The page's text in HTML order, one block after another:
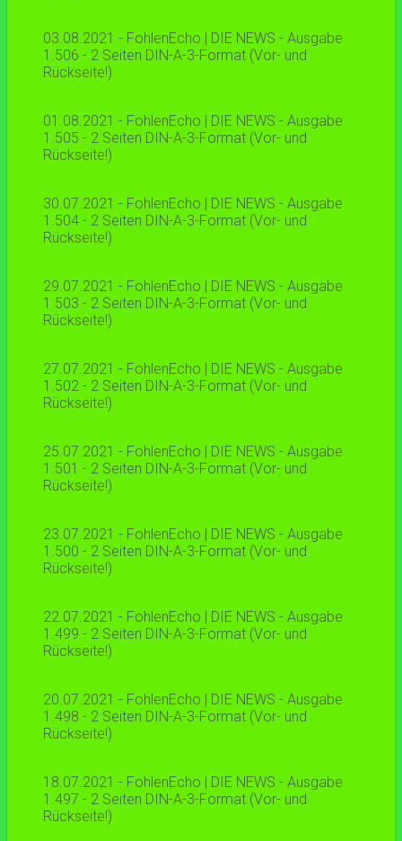
03.08.2021 - FohlenEcho | DIE NEWS - Ausgabe
1.506 - 2 Seiten DIN-A-3-Format (Vor- und
Rückseite!)
01.08.2021 - FohlenEcho | DIE NEWS - Ausgabe
1.505 - 2 Seiten DIN-A-3-Format (Vor- und
Rückseite!)
30.07.2021 - FohlenEcho | DIE NEWS - Ausgabe
1.504 - 2 Seiten DIN-A-3-Format (Vor- und
Rückseite!)
29.07.2021 - FohlenEcho | DIE NEWS - Ausgabe
1.503 - 2 Seiten DIN-A-3-Format (Vor- und
Rückseite!)
27.07.2021 - FohlenEcho | DIE NEWS - Ausgabe
1.502 - 2 Seiten DIN-A-3-Format (Vor- und
Rückseite!)
25.07.2021 - FohlenEcho | DIE NEWS - Ausgabe
1.501 - 2 Seiten DIN-A-3-Format (Vor- und
Rückseite!)
23.07.2021 - FohlenEcho | DIE NEWS - Ausgabe
1.500 - 2 Seiten DIN-A-3-Format (Vor- und
Rückseite!)
22.07.2021 - FohlenEcho | DIE NEWS - Ausgabe
1.499 - 2 Seiten DIN-A-3-Format (Vor- und
Rückseite!)
20.07.2021 - FohlenEcho | DIE NEWS - Ausgabe
1.498 - 2 Seiten DIN-A-3-Format (Vor- und
Rückseite!)
18.07.2021 - FohlenEcho | DIE NEWS - Ausgabe
1.497 - 2 Seiten DIN-A-3-Format (Vor- und
Rückseite!)